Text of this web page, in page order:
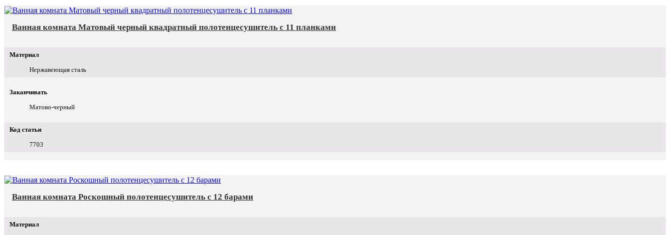
Ванная комната Матовый черный квадратный полотенцесушитель с 11 планками
Материал
Нержавеющая сталь
Заканчивать
Матово-черный
Код статьи
7703
Ванная комната Роскошный полотенцесушитель с 12 барами
Материал